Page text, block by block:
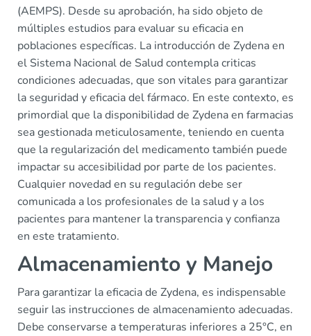
(AEMPS). Desde su aprobación, ha sido objeto de
múltiples estudios para evaluar su eficacia en
poblaciones específicas. La introducción de Zydena en
el Sistema Nacional de Salud contempla criticas
condiciones adecuadas, que son vitales para garantizar
la seguridad y eficacia del fármaco. En este contexto, es
primordial que la disponibilidad de Zydena en farmacias
sea gestionada meticulosamente, teniendo en cuenta
que la regularización del medicamento también puede
impactar su accesibilidad por parte de los pacientes.
Cualquier novedad en su regulación debe ser
comunicada a los profesionales de la salud y a los
pacientes para mantener la transparencia y confianza
en este tratamiento.
Almacenamiento y Manejo
Para garantizar la eficacia de Zydena, es indispensable
seguir las instrucciones de almacenamiento adecuadas.
Debe conservarse a temperaturas inferiores a 25°C, en